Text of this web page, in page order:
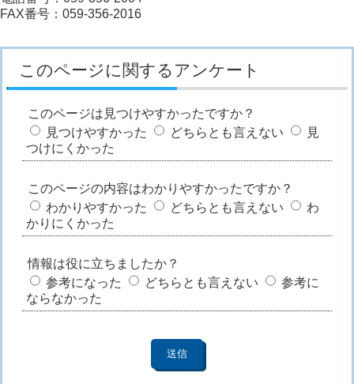
FAX番号：059-356-2016
このページに関するアンケート
このページは見つけやすかったですか？
見つけやすかった
どちらとも言えない
見
つけにくかった
このページの内容はわかりやすかったですか？
わかりやすかった
どちらとも言えない
わ
かりにくかった
情報は役に立ちましたか？
参考になった
どちらとも言えない
参考に
ならなかった